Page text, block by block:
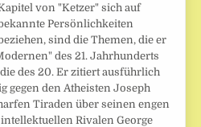
von "Ketzer" sich auf
Persönlichkeiten
sind die Themen, die er
des 21. Jahrhunderts
des 20. Er zitiert ausführlich
gegen den Atheisten Joseph
Tiraden über seinen engen
Rivalen George